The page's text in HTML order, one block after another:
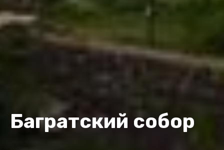
Багратский собор